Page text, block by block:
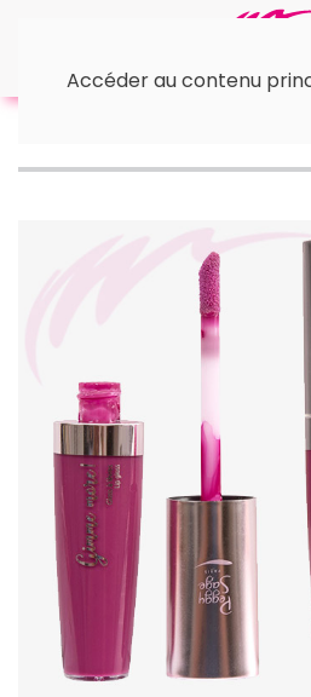
Accéder au contenu